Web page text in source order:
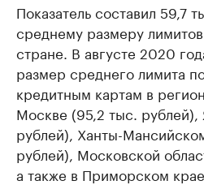
Показатель составил 59,7
среднему размеру
стране. В августе 2020
размер среднего лимита
кредитным картам в
Москве (95,2 тыс. рублей),
рублей), Ханты-
рублей), Московской
а также в Приморском